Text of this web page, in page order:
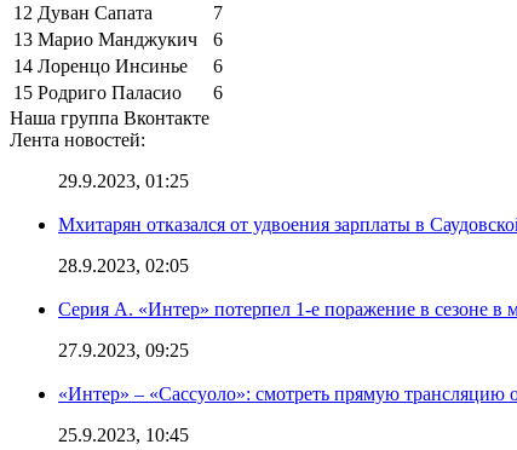
12 Дуван Сапата
7
13 Марио Манджукич
6
14 Лоренцо Инсинье
6
15 Родриго Паласио
6
Наша группа Вконтакте
Лента новостей:
29.9.2023, 01:25
Мхитарян отказался от удвоения зарплаты в
28.9.2023, 02:05
Серия А. «Интер» потерпел 1-е поражение в сезоне в
27.9.2023, 09:25
«Интер» – «Сассуоло»: смотреть прямую трансляцию
25.9.2023, 10:45